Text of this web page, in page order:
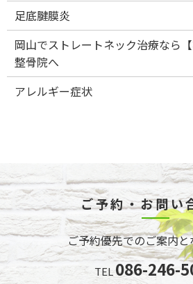
足底腱膜炎
岡山でストレートネック治療なら
整骨院へ
アレルギー症状
ご予約・お問い
ご予約優先でのご案内と
TEL086-246-